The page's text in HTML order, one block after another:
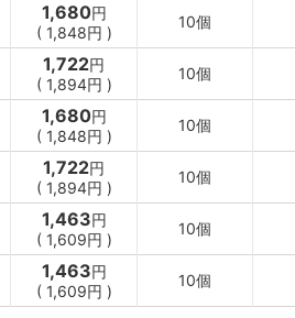
1,680円
( 1,848円 )
10個
1,722円
( 1,894円 )
10個
1,680円
( 1,848円 )
10個
1,722円
( 1,894円 )
10個
1,463円
( 1,609円 )
10個
1,463円
( 1,609円 )
10個